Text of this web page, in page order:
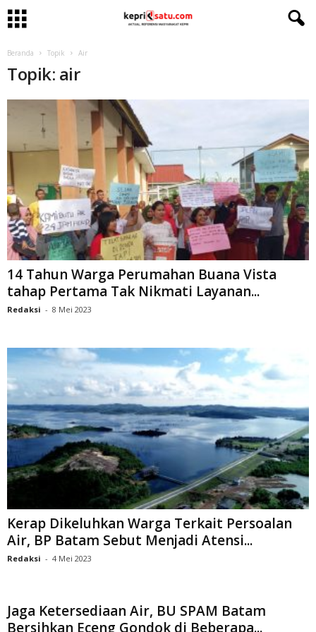
Beranda Topik Air
Topik: air
14 Tahun Warga Perumahan Buana Vista
tahap Pertama Tak Nikmati Layanan...
Redaksi - 8 Mei 2023
Kerap Dikeluhkan Warga Terkait Persoalan
Air, BP Batam Sebut Menjadi Atensi...
Redaksi - 4 Mei 2023
Jaga Ketersediaan Air, BU SPAM Batam
Bersihkan Eceng Gondok di Beberapa...